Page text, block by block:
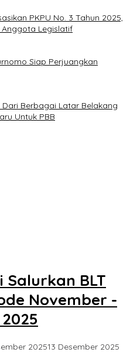
PKPU No. 3 Tahun 2025,
Anggota Legislatif
Siap Perjuangkan
Berbagai Latar Belakang
Untuk PBB
Salurkan BLT
November -
202513 Desember 2025